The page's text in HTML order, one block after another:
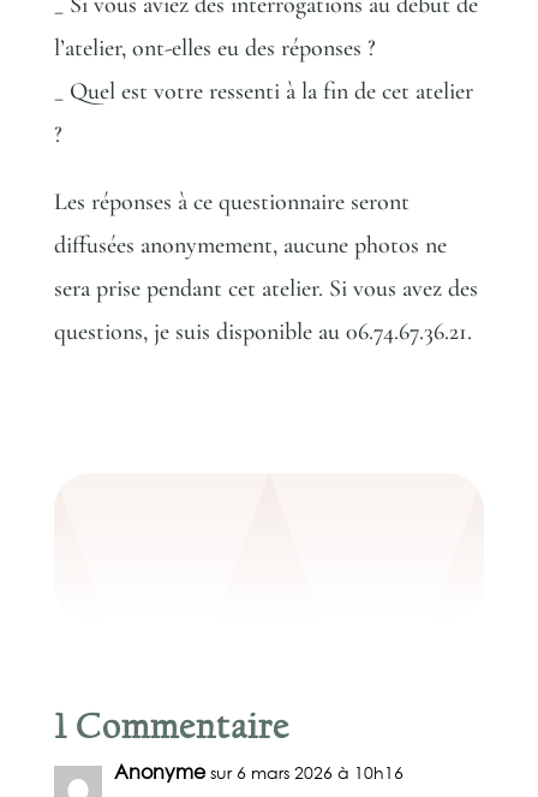
l’atelier, ont-elles eu des réponses ?
_ Quel est votre ressenti à la fin de cet atelier
?
Les réponses à ce questionnaire seront
diffusées anonymement, aucune photos ne
sera prise pendant cet atelier. Si vous avez des
questions, je suis disponible au 06.74.67.36.21.
1 Commentaire
Anonyme sur 6 mars 2026 à 10h16